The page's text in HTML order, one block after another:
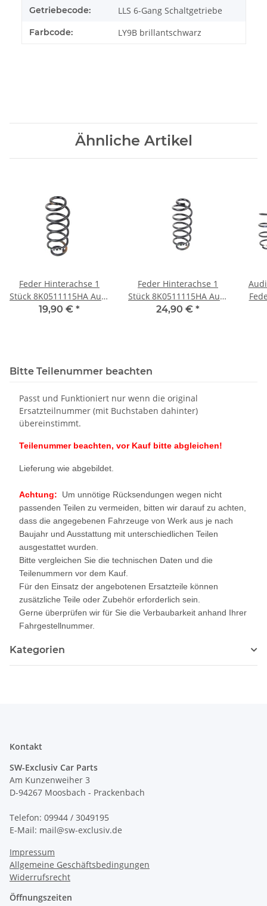
Getriebecode: LLS 6-Gang Schaltgetriebe
Farbcode: LY9B brillantschwarz
Ähnliche Artikel
Feder Hinterachse 1
Stück 8K0511115HA Audi
A4 B8 Avant 3.0 TDI
19,90 € *
Feder Hinterachse 1
Stück 8K0511115HA Audi
A4 B8 Avant 3.0 TDI
24,90 € *
Bitte Teilenummer beachten
Passt und Funktioniert nur wenn die original
Ersatzteilnummer (mit Buchstaben dahinter)
übereinstimmt.
Teilenummer beachten, vor Kauf bitte abgleichen!
Lieferung wie abgebildet.
Achtung: Um unnötige Rücksendungen wegen nicht
passenden Teilen zu vermeiden, bitten wir darauf zu achten,
dass die angegebenen Fahrzeuge von Werk aus je nach
Baujahr und Ausstattung mit unterschiedlichen Teilen
ausgestattet wurden.
Bitte vergleichen Sie die technischen Daten und die
Teilenummern vor dem Kauf.
Für den Einsatz der angebotenen Ersatzteile können
zusätzliche Teile oder Zubehör erforderlich sein.
Gerne überprüfen wir für Sie die Verbaubarkeit anhand Ihrer
Fahrgestellnummer.
Kategorien
Kontakt
SW-Exclusiv Car Parts
Am Kunzenweiher 3
D-94267 Moosbach - Prackenbach
Telefon: 09944 / 3049195
E-Mail: mail@sw-exclusiv.de
Impressum
Allgemeine Geschäftsbedingungen
Widerrufsrecht
Öffnungszeiten